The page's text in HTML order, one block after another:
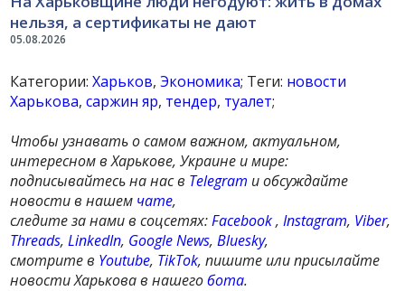
05.08.2026
нельзя, а сертификаты не дают
Категории:Харьков,Экономика; Теги: новости
Харькова,саржин яр, тендер, туалет;
Чтобы узнавать о самом важном, актуальном,
интересном в Харькове, Украине и мире:
подписывайтесь на нас в Telegram и обсуждайте
новости в нашем чате,
следите за нами в соцсетях:Facebook,Instagram, Viber,
Threads,LinkedIn, Google News,Bluesky,
смотрите в Youtube, TikTok, пишите или присылайте
новости Харькова в нашегобота.